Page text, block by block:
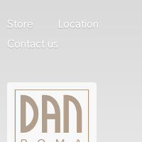
Store
Location
Contact us